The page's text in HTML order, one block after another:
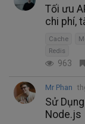
Tối ưu
chi phí,
Cache
Redis
963
Mr Phan
Sử
Node.js